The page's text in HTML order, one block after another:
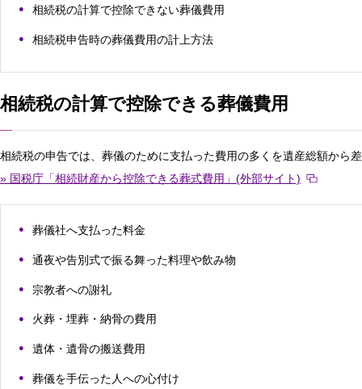
相続税の計算で控除できない葬儀費用
相続税申告時の葬儀費用の計上方法
相続税の計算で控除できる葬儀費用
相続税の申告では、葬儀のために支払った費用の多くを遺産総額から
» 国税庁「相続財産から控除できる葬式費用」(外部サイト)
葬儀社へ支払った料金
通夜や告別式で振る舞った料理や飲み物
宗教者への謝礼
火葬・埋葬・納骨の費用
遺体・遺骨の搬送費用
葬儀を手伝った人への心付け